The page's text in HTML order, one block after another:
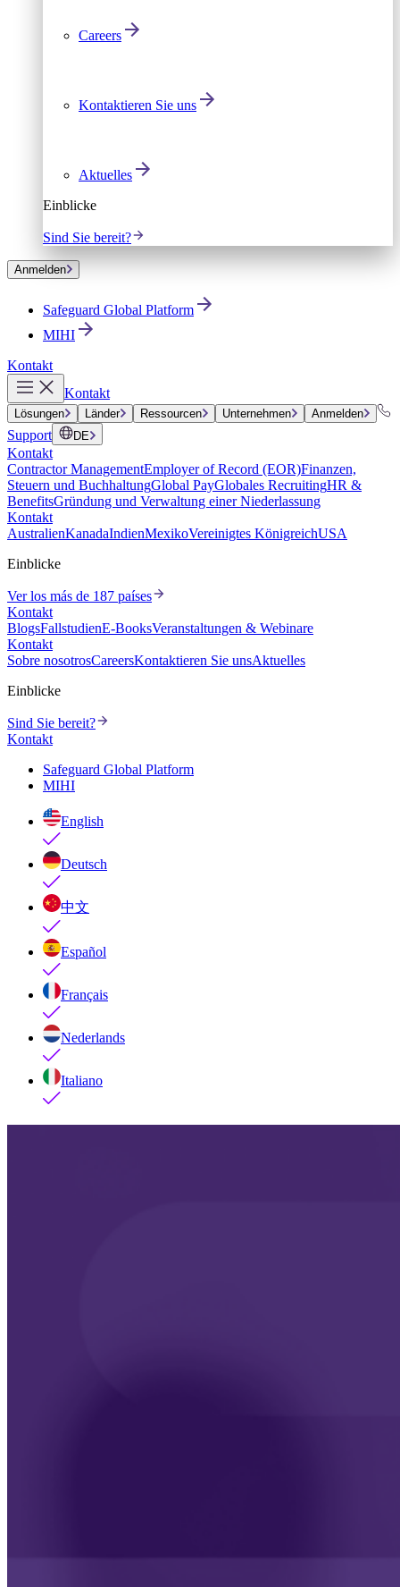
Careers
Kontaktieren Sie uns
Aktuelles
Einblicke
Sind Sie bereit?
Anmelden
Safeguard Global Platform
MIHI
Kontakt
Kontakt
Lösungen Länder Ressourcen Unternehmen Anmelden
Support DE
Kontakt
Contractor ManagementEmployer of Record (EOR)Finanzen,
Steuern und BuchhaltungGlobal PayGlobales RecruitingHR &
BenefitsGründung und Verwaltung einer Niederlassung
Kontakt
AustralienKanadaIndienMexikoVereinigtes KönigreichUSA
Einblicke
Ver los más de 187 países
Kontakt
BlogsFallstudienE-BooksVeranstaltungen & Webinare
Kontakt
Sobre nosotrosCareersKontaktieren Sie unsAktuelles
Einblicke
Sind Sie bereit?
Kontakt
Safeguard Global Platform
MIHI
English
Deutsch
中文
Español
Français
Nederlands
Italiano